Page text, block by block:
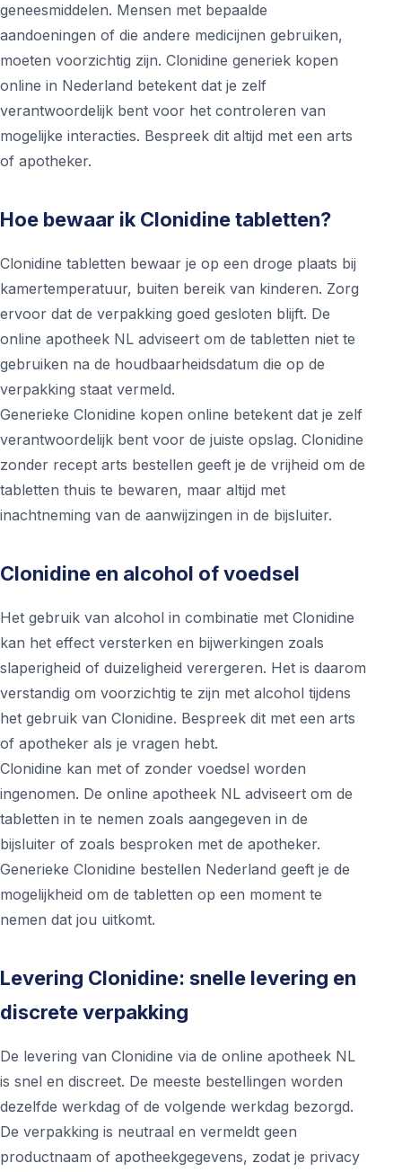
geneesmiddelen. Mensen met bepaalde
aandoeningen of die andere medicijnen gebruiken,
moeten voorzichtig zijn. Clonidine generiek kopen
online in Nederland betekent dat je zelf
verantwoordelijk bent voor het controleren van
mogelijke interacties. Bespreek dit altijd met een arts
of apotheker.
Hoe bewaar ik Clonidine tabletten?
Clonidine tabletten bewaar je op een droge plaats bij
kamertemperatuur, buiten bereik van kinderen. Zorg
ervoor dat de verpakking goed gesloten blijft. De
online apotheek NL adviseert om de tabletten niet te
gebruiken na de houdbaarheidsdatum die op de
verpakking staat vermeld.
Generieke Clonidine kopen online betekent dat je zelf
verantwoordelijk bent voor de juiste opslag. Clonidine
zonder recept arts bestellen geeft je de vrijheid om de
tabletten thuis te bewaren, maar altijd met
inachtneming van de aanwijzingen in de bijsluiter.
Clonidine en alcohol of voedsel
Het gebruik van alcohol in combinatie met Clonidine
kan het effect versterken en bijwerkingen zoals
slaperigheid of duizeligheid verergeren. Het is daarom
verstandig om voorzichtig te zijn met alcohol tijdens
het gebruik van Clonidine. Bespreek dit met een arts
of apotheker als je vragen hebt.
Clonidine kan met of zonder voedsel worden
ingenomen. De online apotheek NL adviseert om de
tabletten in te nemen zoals aangegeven in de
bijsluiter of zoals besproken met de apotheker.
Generieke Clonidine bestellen Nederland geeft je de
mogelijkheid om de tabletten op een moment te
nemen dat jou uitkomt.
Levering Clonidine: snelle levering en
discrete verpakking
De levering van Clonidine via de online apotheek NL
is snel en discreet. De meeste bestellingen worden
dezelfde werkdag of de volgende werkdag bezorgd.
De verpakking is neutraal en vermeldt geen
productnaam of apotheekgegevens, zodat je privacy